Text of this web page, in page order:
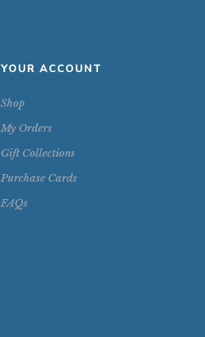
YOUR ACCOUNT
Shop
My Orders
Gift Collections
Purchase Cards
FAQs